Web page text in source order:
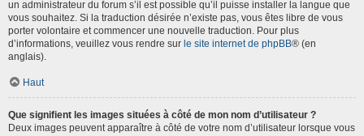
un administrateur du forum s’il est possible qu’il puisse installer la langue que
vous souhaitez. Si la traduction désirée n’existe pas, vous êtes libre de vous
porter volontaire et commencer une nouvelle traduction. Pour plus
d’informations, veuillez vous rendre sur le site internet de phpBB® (en
anglais).
Haut
Que signifient les images situées à côté de mon nom d’utilisateur ?
Deux images peuvent apparaître à côté de votre nom d’utilisateur lorsque vous